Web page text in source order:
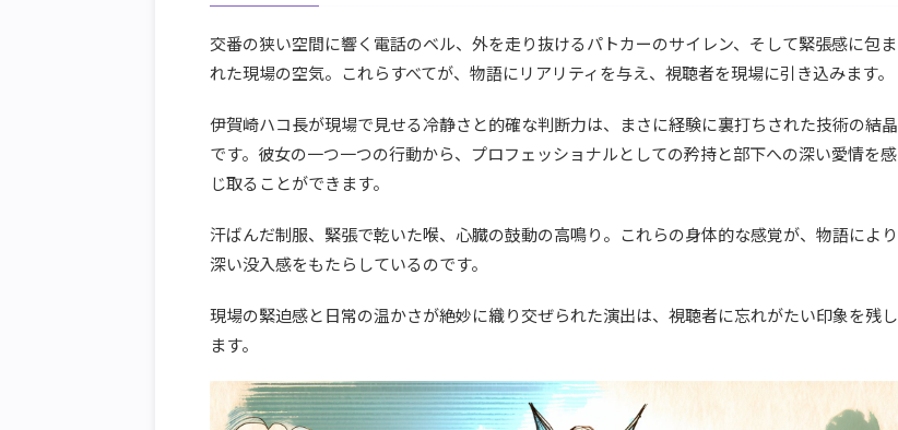
交番の狭い空間に響く電話のベル、外を走り抜けるパトカーのサイレン、そして緊張感に包ま
れた現場の空気。これらすべてが、物語にリアリティを与え、視聴者を現場に引き込みます。
伊賀崎ハコ長が現場で見せる冷静さと的確な判断力は、まさに経験に裏打ちされた技術の結晶
です。彼女の一つ一つの行動から、プロフェッショナルとしての矜持と部下への深い愛情を感
じ取ることができます。
汗ばんだ制服、緊張で乾いた喉、心臓の鼓動の高鳴り。これらの身体的な感覚が、物語により
深い没入感をもたらしているのです。
現場の緊迫感と日常の温かさが絶妙に織り交ぜられた演出は、視聴者に忘れがたい印象を残し
ます。